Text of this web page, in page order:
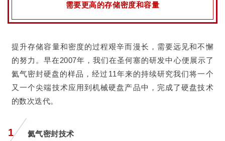
需要更高的存储密度和容量
提升存储容量和密度的过程艰辛而漫长，需要远见和不懈
的努力。早在2007年，我们在圣何塞的研发中心便展示了
氦气密封硬盘的样品，经过11年来的持续研究我们将一个
又一个尖端技术应用到机械硬盘产品中，完成了硬盘技术
的数次迭代。
1 氦气密封技术